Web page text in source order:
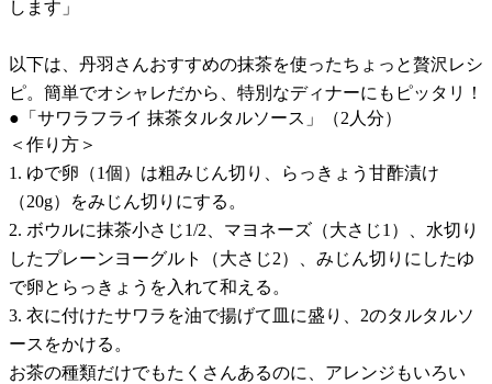
します」
以下は、丹羽さんおすすめの抹茶を使ったちょっと贅沢レシ
ピ。簡単でオシャレだから、特別なディナーにもピッタリ！
●「サワラフライ 抹茶タルタルソース」（2人分）
＜作り方＞
1. ゆで卵（1個）は粗みじん切り、らっきょう甘酢漬け
（20g）をみじん切りにする。
2. ボウルに抹茶小さじ1/2、マヨネーズ（大さじ1）、水切り
したプレーンヨーグルト（大さじ2）、みじん切りにしたゆ
で卵とらっきょうを入れて和える。
3. 衣に付けたサワラを油で揚げて皿に盛り、2のタルタルソ
ースをかける。
お茶の種類だけでもたくさんあるのに、アレンジもいろい